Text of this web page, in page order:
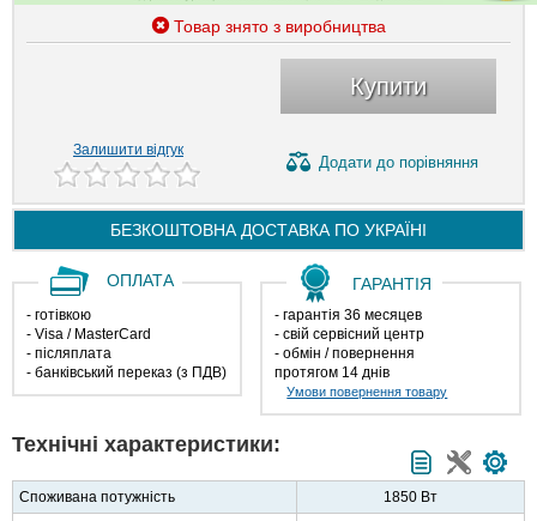
Товар знято з виробництва
Купити
Залишити відгук
Додати до порівняння
БЕЗКОШТОВНА ДОСТАВКА ПО УКРАЇНІ
ОПЛАТА
- готівкою
- Visa / MasterCard
- післяплата
- банківський переказ (з ПДВ)
ГАРАНТІЯ
- гарантія 36 месяцев
- свій сервісний центр
- обмін / повернення
протягом 14 днів
Умови повернення товару
Технічні характеристики:
Споживана потужність
1850 Вт